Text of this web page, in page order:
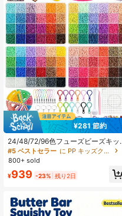
¥281 節約
24/48/72/96色フューズビーズキッ
トボックスセット、2.6mmマルチカ
ラーフューズビーズ詰め替えバッ
ヤード、キーチェーン、スクエアネ
デー、ハロウィン、新年パーティー
ギフト
#5 ベストセラー
に PP キッズクラフトキット
800+ sold
¥939 -23% 残り2日